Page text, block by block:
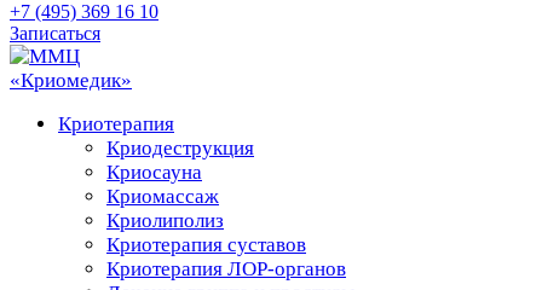
+7 (495) 369 16 10
Записаться
Криотерапия
Криодеструкция
Криосауна
Криомассаж
Криолиполиз
Криотерапия суставов
Криотерапия ЛОР-органов